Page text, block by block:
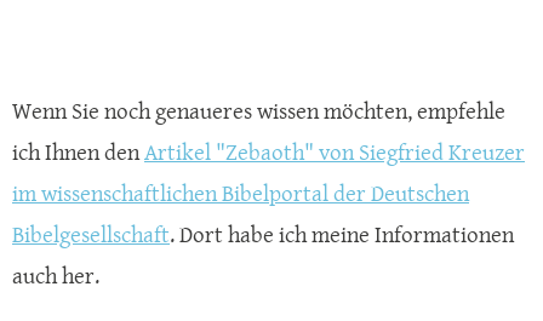
Wenn Sie noch genaueres wissen möchten, empfehle
ich Ihnen denArtikel "Zebaoth" von Siegfried Kreuzer
im wissenschaftlichen Bibelportal der Deutschen
Bibelgesellschaft. Dort habe ich meine Informationen
auch her.